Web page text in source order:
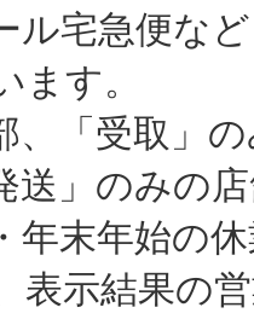
急便など
ます。
受取」の
のみの店
末年始の
表示結果の